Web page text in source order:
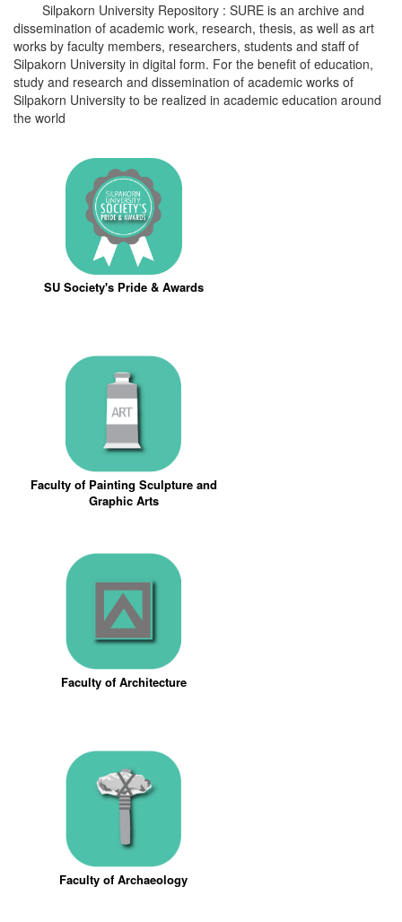
Silpakorn University Repository : SURE is an archive and
dissemination of academic work, research, thesis, as well as art
works by faculty members, researchers, students and staff of
Silpakorn University in digital form. For the benefit of education,
study and research and dissemination of academic works of
Silpakorn University to be realized in academic education around
the world
SU Society's Pride & Awards
Faculty of Painting Sculpture and
Graphic Arts
Faculty of Architecture
Faculty of Archaeology